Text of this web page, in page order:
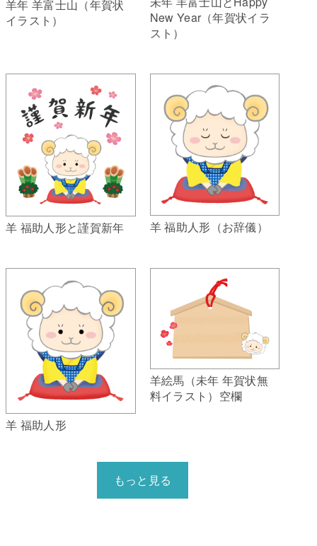
羊年 羊富士山（年賀状
イラスト）
New Year（年賀状イラ
スト）
羊 福助人形と謹賀新年 羊 福助人形（お辞儀）
羊 福助人形
羊絵馬（未年 年賀状無
料イラスト）空欄
もっと見る